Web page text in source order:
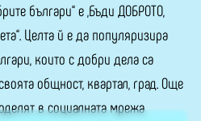
българи“ е „Бъди ДОБРОТО,
Целта й е да популяризира
които с добри дела са
общност, квартал, град. Още
в социалната мрежа